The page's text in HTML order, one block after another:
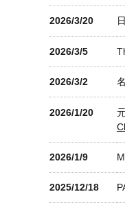
2026/3/20
2026/3/5
2026/3/2
2026/1/20
2026/1/9
2025/12/18